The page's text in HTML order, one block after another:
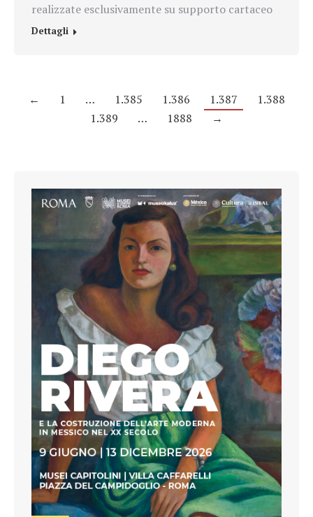
realizzate esclusivamente su supporto cartaceo
Dettagli
← 1 … 1.385 1.386 1.387
1.388
1.389
… 1888 →